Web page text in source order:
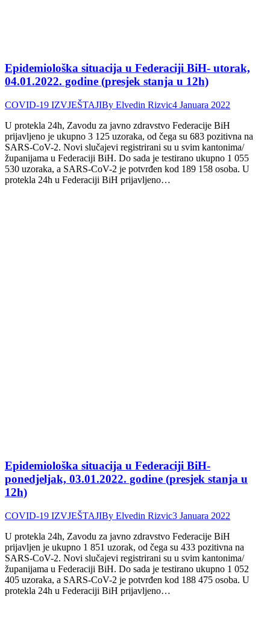
Epidemiološka situacija u Federaciji BiH- utorak,
04.01.2022. godine (presjek stanja u 12h)
COVID-19 IZVJEŠTAJIBy Elvedin Rizvic4 Januara 2022
U protekla 24h, Zavodu za javno zdravstvo Federacije BiH
prijavljeno je ukupno 3 125 uzoraka, od čega su 683 pozitivna na
SARS-CoV-2. Novi slučajevi registrirani su u svim kantonima/
županijama u Federaciji BiH. Do sada je testirano ukupno 1 055
530 uzoraka, a SARS-CoV-2 je potvrđen kod 189 158 osoba. U
protekla 24h u Federaciji BiH prijavljeno…
Epidemiološka situacija u Federaciji BiH-
ponedjeljak, 03.01.2022. godine (presjek stanja u
12h)
COVID-19 IZVJEŠTAJIBy Elvedin Rizvic3 Januara 2022
U protekla 24h, Zavodu za javno zdravstvo Federacije BiH
prijavljen je ukupno 1 851 uzorak, od čega su 433 pozitivna na
SARS-CoV-2. Novi slučajevi registrirani su u svim kantonima/
županijama u Federaciji BiH. Do sada je testirano ukupno 1 052
405 uzoraka, a SARS-CoV-2 je potvrđen kod 188 475 osoba. U
protekla 24h u Federaciji BiH prijavljeno…